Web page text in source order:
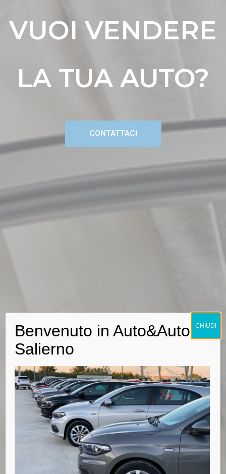
VUOI VENDERE
LA TUA AUTO?
CONTATTACI
Benvenuto in Auto&Auto
Salierno
CHIUDI